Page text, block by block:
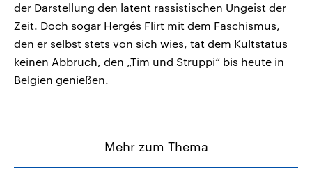
der Darstellung den latent rassistischen Ungeist der
Zeit. Doch sogar Hergés Flirt mit dem Faschismus,
den er selbst stets von sich wies, tat dem Kultstatus
keinen Abbruch, den „Tim und Struppi“ bis heute in
Belgien genießen.
Mehr zum Thema